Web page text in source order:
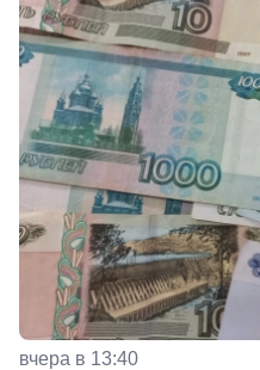
вчера в 13:40